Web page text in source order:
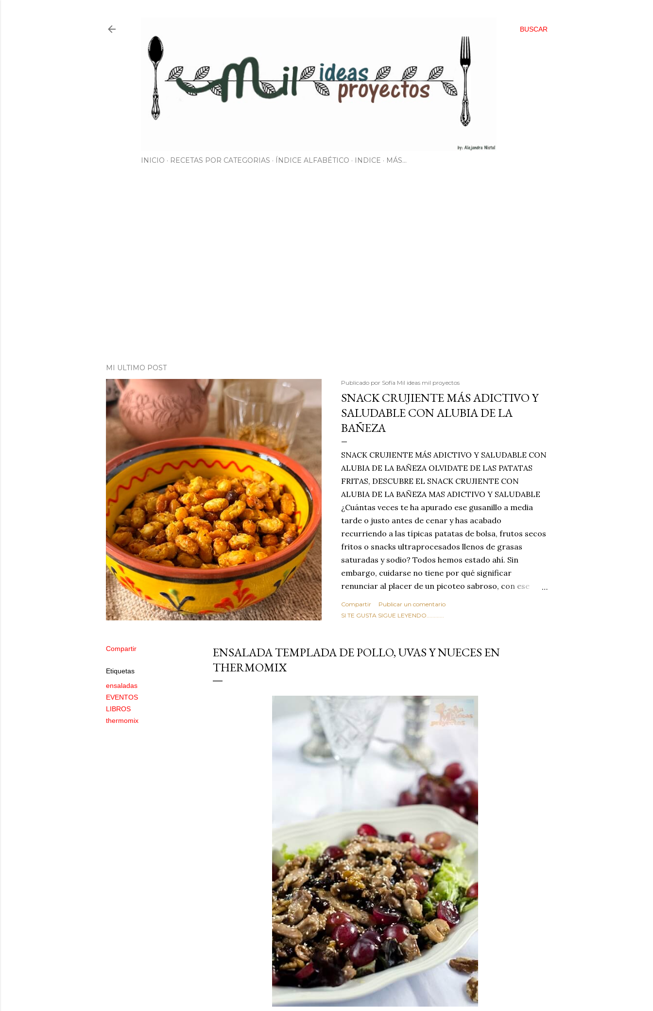
BUSCAR
INICIO RECETAS POR CATEGORIAS ÍNDICE ALFABÉTICO INDICE MÁS…
MI ULTIMO POST
Publicado por Sofía Mil ideas mil proyectos
SNACK CRUJIENTE MÁS ADICTIVO Y
SALUDABLE CON ALUBIA DE LA
BAÑEZA
SNACK CRUJIENTE MÁS ADICTIVO Y SALUDABLE CON
ALUBIA DE LA BAÑEZA OLVIDATE DE LAS PATATAS
FRITAS, DESCUBRE EL SNACK CRUJIENTE CON
ALUBIA DE LA BAÑEZA MAS ADICTIVO Y SALUDABLE
¿Cuántas veces te ha apurado ese gusanillo a media
tarde o justo antes de cenar y has acabado
recurriendo a las típicas patatas de bolsa, frutos secos
fritos o snacks ultraprocesados llenos de grasas
saturadas y sodio? Todos hemos estado ahí. Sin
embargo, cuidarse no tiene por qué significar
renunciar al placer de un picoteo sabroso, con ese
Estas alubias crujientes al horno van a cambiar por
tradicionales y copiosos de invierno. Con esta receta
100% natural. Es el sustituto perfecto a los frutos se...
Compartir
Publicar un comentario
SI TE GUSTA SIGUE LEYENDO............
Compartir
Etiquetas
ensaladas
EVENTOS
LIBROS
thermomix
ENSALADA TEMPLADA DE POLLO, UVAS Y NUECES EN
THERMOMIX